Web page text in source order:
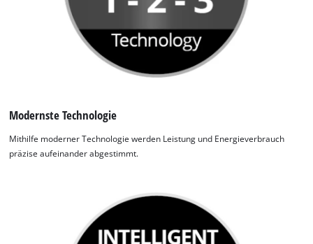
Modernste Technologie
Mithilfe moderner Technologie werden Leistung und Energieverbrauch
präzise aufeinander abgestimmt.